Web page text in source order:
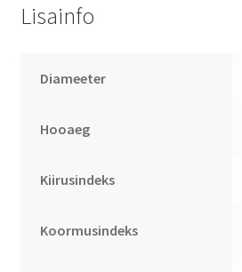
Lisainfo
Diameeter
Hooaeg
Kiirusindeks
Koormusindeks